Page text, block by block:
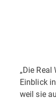
„Die
Einblick
weil sie